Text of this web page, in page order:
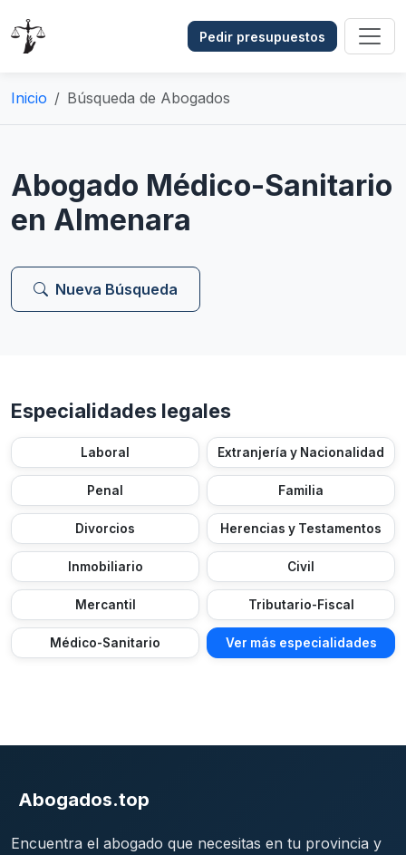
Pedir presupuestos
Inicio Búsqueda de Abogados
Abogado Médico-Sanitario
en Almenara
Nueva Búsqueda
Especialidades legales
Laboral Extranjería y Nacionalidad
Penal Familia
Divorcios Herencias y Testamentos
Inmobiliario Civil
Mercantil Tributario-Fiscal
Médico-Sanitario Ver más especialidades
Abogados.top
Encuentra el abogado que necesitas en tu provincia y